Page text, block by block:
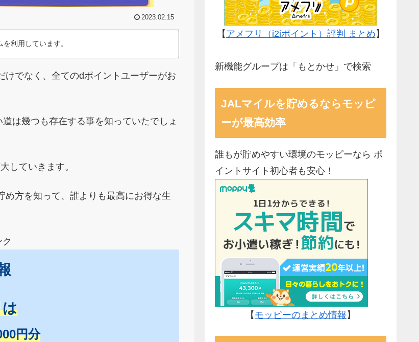
2023.02.15
利用しています。
でなく、全てのdポイントユーザーがお
は幾つも存在する事を知っていたでしょ
していきます。
方を知って、誰よりも最高にお得な生
円分
【 アメフリ（i2iポイント）評判 まとめ 】
新機能グループは「もとかせ」で検索
JALマイルを貯めるならモッピ
ーが最高効率
誰もが貯めやすい環境のモッピーなら ポ
イントサイト初心者も安心！
【 モッピーのまとめ情報 】